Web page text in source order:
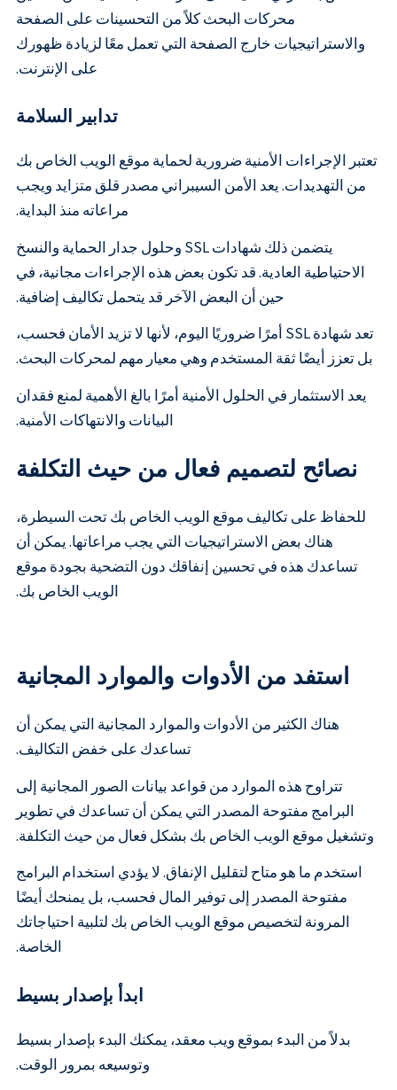
محركات البحث كلاً من التحسينات على الصفحة
والاستراتيجيات خارج الصفحة التي تعمل معًا لزيادة ظهورك
على الإنترنت.
تدابير السلامة
تعتبر الإجراءات الأمنية ضرورية لحماية موقع الويب الخاص بك
من التهديدات. يعد الأمن السيبراني مصدر قلق متزايد ويجب
مراعاته منذ البداية.
يتضمن ذلك شهادات SSL وحلول جدار الحماية والنسخ
الاحتياطية العادية. قد تكون بعض هذه الإجراءات مجانية، في
حين أن البعض الآخر قد يتحمل تكاليف إضافية.
تعد شهادة SSL أمرًا ضروريًا اليوم، لأنها لا تزيد الأمان فحسب،
بل تعزز أيضًا ثقة المستخدم وهي معيار مهم لمحركات البحث.
يعد الاستثمار في الحلول الأمنية أمرًا بالغ الأهمية لمنع فقدان
البيانات والانتهاكات الأمنية.
نصائح لتصميم فعال من حيث التكلفة
للحفاظ على تكاليف موقع الويب الخاص بك تحت السيطرة،
هناك بعض الاستراتيجيات التي يجب مراعاتها. يمكن أن
تساعدك هذه في تحسين إنفاقك دون التضحية بجودة موقع
الويب الخاص بك.
استفد من الأدوات والموارد المجانية
هناك الكثير من الأدوات والموارد المجانية التي يمكن أن
تساعدك على خفض التكاليف.
تتراوح هذه الموارد من قواعد بيانات الصور المجانية إلى
البرامج مفتوحة المصدر التي يمكن أن تساعدك في تطوير
وتشغيل موقع الويب الخاص بك بشكل فعال من حيث التكلفة.
استخدم ما هو متاح لتقليل الإنفاق. لا يؤدي استخدام البرامج
مفتوحة المصدر إلى توفير المال فحسب، بل يمنحك أيضًا
المرونة لتخصيص موقع الويب الخاص بك لتلبية احتياجاتك
الخاصة.
ابدأ بإصدار بسيط
بدلاً من البدء بموقع ويب معقد، يمكنك البدء بإصدار بسيط
وتوسيعه بمرور الوقت.